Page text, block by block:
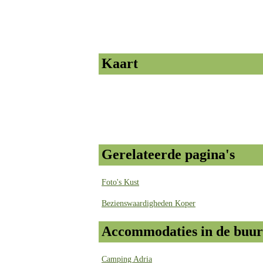
Kaart
Gerelateerde pagina's
Foto's Kust
Bezienswaardigheden Koper
Accommodaties in de
Camping Adria